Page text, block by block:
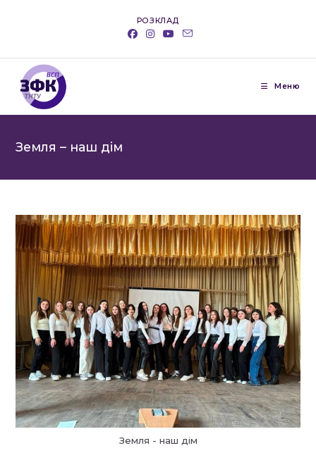
РОЗКЛАД
Меню
Земля – наш дім
Земля - наш дім